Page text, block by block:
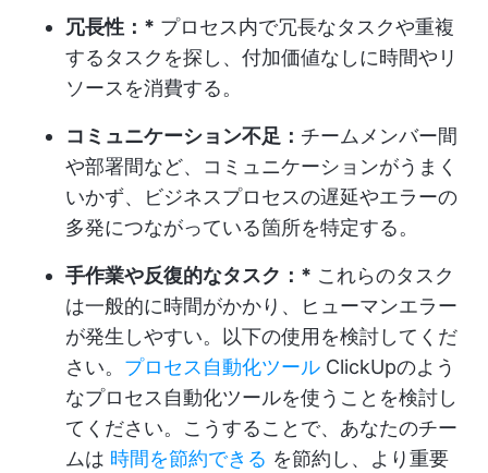
冗長性：* プロセス内で冗長なタスクや重複
するタスクを探し、付加価値なしに時間やリ
ソースを消費する。
コミュニケーション不足： チームメンバー間
や部署間など、コミュニケーションがうまく
いかず、ビジネスプロセスの遅延やエラーの
多発につながっている箇所を特定する。
手作業や反復的なタスク：* これらのタスク
は一般的に時間がかかり、ヒューマンエラー
が発生しやすい。以下の使用を検討してくだ
さい。 プロセス自動化ツール ClickUpのよう
なプロセス自動化ツールを使うことを検討し
てください。こうすることで、あなたのチー
ムは 時間を節約できる を節約し、より重要